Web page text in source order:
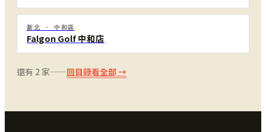
新北 · 中和區
Falgon Golf 中和店
還有 2 家——回目錄看全部 →